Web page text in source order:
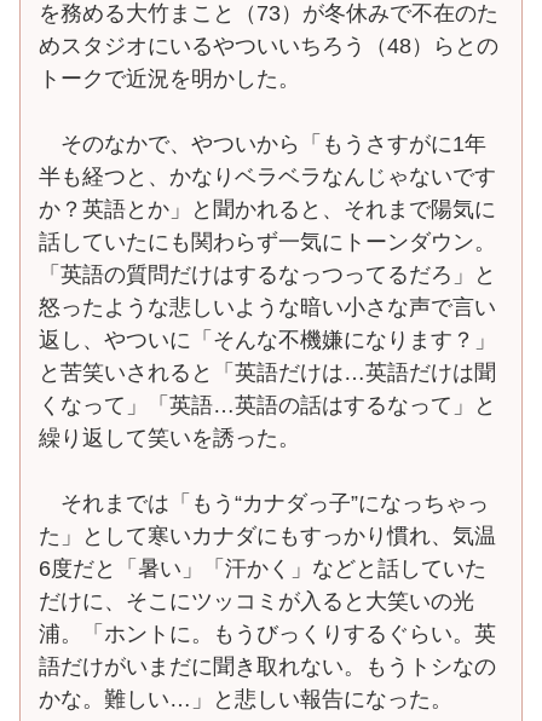
を務める大竹まこと（73）が冬休みで不在のた
めスタジオにいるやついいちろう（48）らとの
トークで近況を明かした。
そのなかで、やついから「もうさすがに1年
半も経つと、かなりベラベラなんじゃないです
か？英語とか」と聞かれると、それまで陽気に
話していたにも関わらず一気にトーンダウン。
「英語の質問だけはするなっつってるだろ」と
怒ったような悲しいような暗い小さな声で言い
返し、やついに「そんな不機嫌になります？」
と苦笑いされると「英語だけは…英語だけは聞
くなって」「英語…英語の話はするなって」と
繰り返して笑いを誘った。
それまでは「もう“カナダっ子”になっちゃっ
た」として寒いカナダにもすっかり慣れ、気温
6度だと「暑い」「汗かく」などと話していた
だけに、そこにツッコミが入ると大笑いの光
浦。「ホントに。もうびっくりするぐらい。英
語だけがいまだに聞き取れない。もうトシなの
かな。難しい…」と悲しい報告になった。